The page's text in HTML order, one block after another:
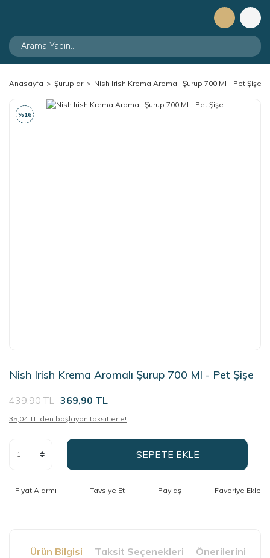
Anasayfa Şuruplar Nish Irish Krema Aromalı Şurup 700 Ml - Pet Şişe
%16
Nish Irish Krema Aromalı Şurup 700 Ml - Pet Şişe
439,90 TL 369,90 TL
35,04 TL den başlayan taksitlerle!
SEPETE EKLE
Fiyat Alarmı Tavsiye Et Paylaş
Ürün Bilgisi Taksit Seçenekleri Önerileriniz